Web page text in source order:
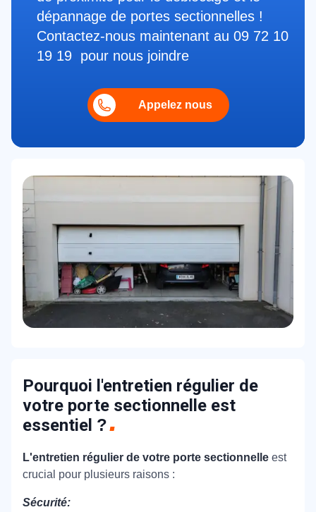
dépannage de portes sectionnelles !
Contactez-nous maintenant au 09 72 10
19 19 pour nous joindre
Appelez nous
Pourquoi l'entretien régulier de
votre porte sectionnelle est
essentiel ?
L'entretien régulier de votre porte sectionnelle est
crucial pour plusieurs raisons :
Sécurité: